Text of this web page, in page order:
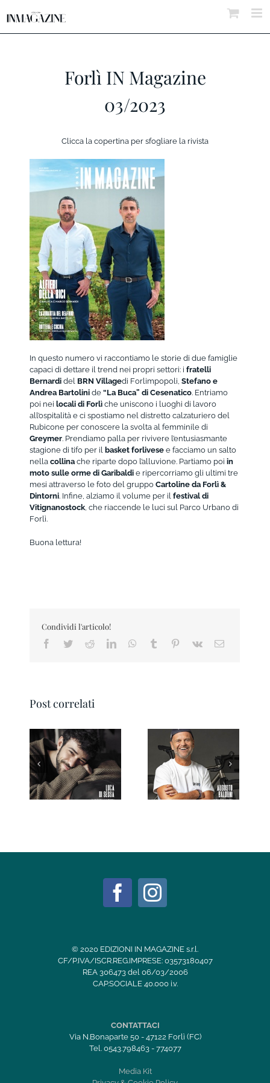
Forlì IN Magazine
03/2023
Clicca la copertina per sfogliare la rivista
In questo numero vi raccontiamo le storie di due famiglie
capaci di dettare il trend nei propri settori: ifratelli
Bernardi del BRN Villagedi Forlimpopoli,Stefano e
Andrea Bartolini de“La Buca” di Cesenatico. Entriamo
poi neilocali di Forlì che uniscono i luoghi di lavoro
all’ospitalità e ci spostiamo nel distretto calzaturiero del
Rubicone per conoscere la svolta al femminile di
Greymer. Prendiamo palla per rivivere l’entusiasmante
stagione di tifo per il basket forlivese e facciamo un salto
nellacollina che riparte dopo l’alluvione. Partiamo poiin
moto sulle orme di Garibaldi e ripercorriamo gli ultimi tre
mesi attraverso le foto del gruppoCartoline da Forlì &
Dintorni. Infine, alziamo il volume per ilfestival di
Vitignanostock, che riaccende le luci sul Parco Urbano di
Forlì.
Buona lettura!
Condividi l'articolo!
Facebook
TwitterRedditLinkedInWhatsApp
Tumblr Pinterest
Vk Email
Post correlati
Ravenna IN
Magazine 3/2026
Forlì IN Magazine
03/2026
© 2020 EDIZIONI IN MAGAZINE s.r.l.
CF/P.IVA/ISCR.REG.IMPRESE: 03573180407
REA 306473 del 06/03/2006
CAP.SOCIALE 40.000 i.v.
CONTATTACI
Via N.Bonaparte 50 - 47122 Forlì (FC)
Tel. 0543.798463 - 774077
Media Kit